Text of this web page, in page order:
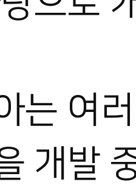
는 여
개발
'펜싱 황제' 오상
레드불, 암벽 여